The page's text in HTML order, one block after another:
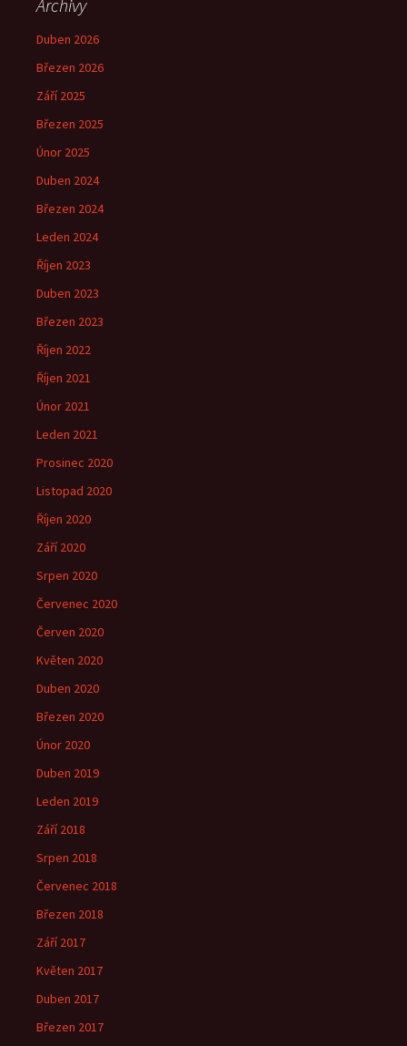
Archivy
Duben 2026
Březen 2026
Září 2025
Březen 2025
Únor 2025
Duben 2024
Březen 2024
Leden 2024
Říjen 2023
Duben 2023
Březen 2023
Říjen 2022
Říjen 2021
Únor 2021
Leden 2021
Prosinec 2020
Listopad 2020
Říjen 2020
Září 2020
Srpen 2020
Červenec 2020
Červen 2020
Květen 2020
Duben 2020
Březen 2020
Únor 2020
Duben 2019
Leden 2019
Září 2018
Srpen 2018
Červenec 2018
Březen 2018
Září 2017
Květen 2017
Duben 2017
Březen 2017